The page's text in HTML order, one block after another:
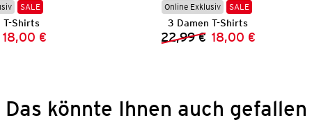
SALE
T-Shirts
Preis:
Preis:
18,00 €
Online Exklusiv SALE
3 Damen T-Shirts
Vorheriger Preis:
22,99 € Neuer Preis:
18,00 €
Das könnte Ihnen auch gefallen